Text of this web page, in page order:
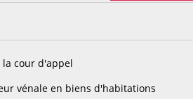
cour d'appel
vénale en biens d'habitations